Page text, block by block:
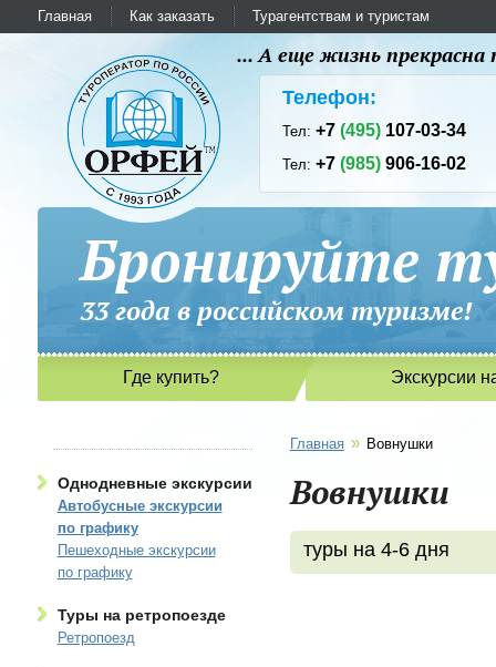
Главная Как заказать Турагентствам и туристам
... А еще жизнь
Телефон:
Тел:+7(495) 107-03-34
Тел:+7(985) 906-16-02
Бронируйте
33 года в российском
Где купить? Экскурсии
Однодневные экскурсии
Автобусные экскурсии
по графику
Пешеходные экскурсии
по графику
Туры на ретропоезде
Ретропоезд
Главная » Вовнушки
Вовнушки
туры на 4-6 дня